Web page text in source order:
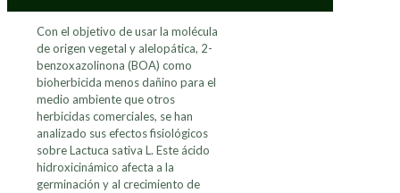
Con el objetivo de usar la molécula
de origen vegetal y alelopática, 2-
benzoxazolinona (BOA) como
bioherbicida menos dañino para el
medio ambiente que otros
herbicidas comerciales, se han
analizado sus efectos fisiológicos
sobre Lactuca sativa L. Este ácido
hidroxicinámico afecta a la
germinación y al crecimiento de